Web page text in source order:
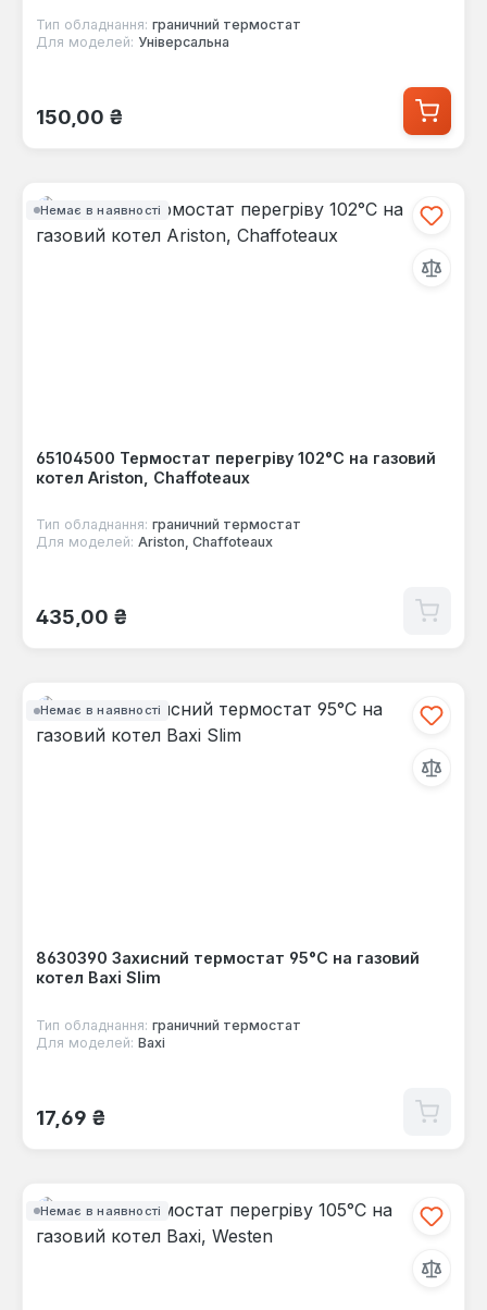
Тип обладнання: граничний термостат
Для моделей: Універсальна
Звичайна ціна:
150,00 ₴
Немає в наявності
65104500 Термостат перегріву 102°C на газовий
котел Ariston, Chaffoteaux
Тип обладнання: граничний термостат
Для моделей: Ariston, Chaffoteaux
Звичайна ціна:
435,00 ₴
Немає в наявності
8630390 Захисний термостат 95°C на газовий
котел Baxi Slim
Тип обладнання: граничний термостат
Для моделей: Baxi
Звичайна ціна:
17,69 ₴
Немає в наявності